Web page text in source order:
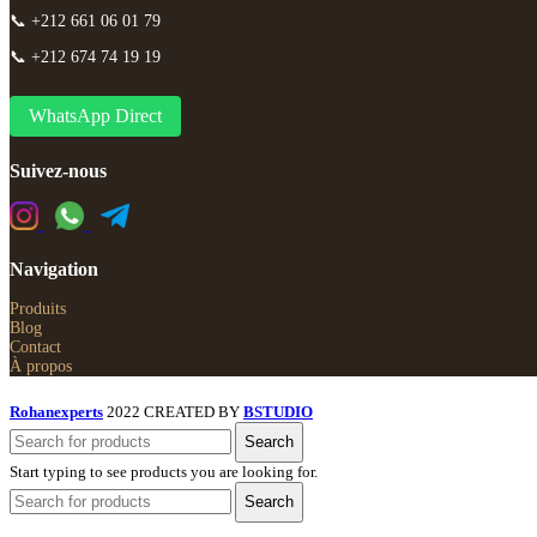
📞 +212 661 06 01 79
📞 +212 674 74 19 19
WhatsApp Direct
Suivez-nous
Navigation
Produits
Blog
Contact
À propos
Rohanexperts 2022 CREATED BY BSTUDIO
Search
Start typing to see products you are looking for.
Search